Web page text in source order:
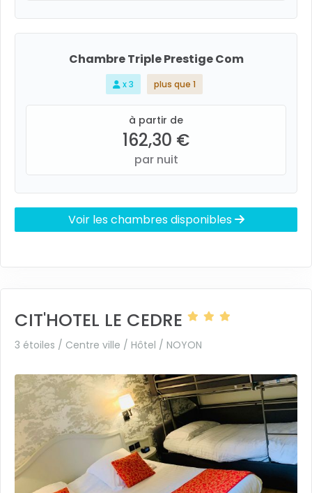
Chambre Triple Prestige Com
x 3 plus que 1
à partir de
162,30 €
par nuit
Voir les chambres disponibles
CIT'HOTEL LE CEDRE
3 étoiles / Centre ville / Hôtel / NOYON